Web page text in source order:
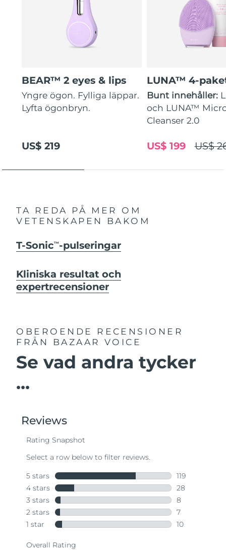
BEAR™ 2 eyes & lips
Yngre ögon. Fylliga läppar.
Lyfta ögonbryn.
US$ 219
LUNA™ 4-
Bunt innehåller:
och LUNA™
Cleanser 2.0
US$
US$ 199
TA REDA PÅ MER OM
VETENSKAPEN BAKOM
T-SonicTM -pulseringar
Kliniska resultat och
expertrecensioner
OBEROENDE RECENSIONER
FRÅN BAZAAR VOICE
Se vad andra tycker
...